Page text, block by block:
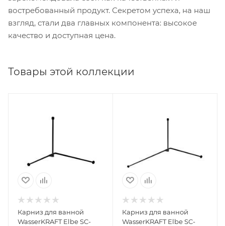
востребованный продукт. Секретом успеха, на наш
взгляд, стали два главных компонента: высокое
качество и доступная цена.
Товары этой коллекции
Карниз для ванной
WasserKRAFT Elbe SC-
Карниз для ванной
WasserKRAFT Elbe SC-